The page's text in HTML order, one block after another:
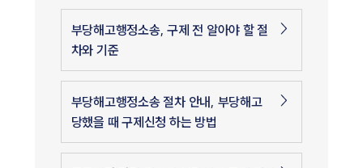
부당해고행정소송, 구제 전 알아야 할 절
차와 기준
부당해고행정소송 절차 안내, 부당해고
당했을 때 구제신청 하는 방법